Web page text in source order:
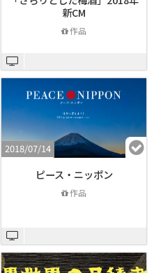
新CM
作品
2018/07/14
ピース・ニッポン
作品